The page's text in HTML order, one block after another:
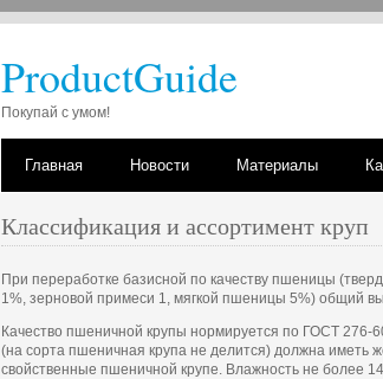
ProductGuide
Покупай с умом!
Главная Новости Материалы
Классификация и ассортимент круп
При переработке базисной по качеству пшеницы
1%, зерновой примеси 1, мягкой пшеницы 5%) общий
Качество пшеничной крупы нормируется по ГОСТ 276-
(на сорта пшеничная крупа не делится) должна иметь
свойственные пшеничной крупе. Влажность не более